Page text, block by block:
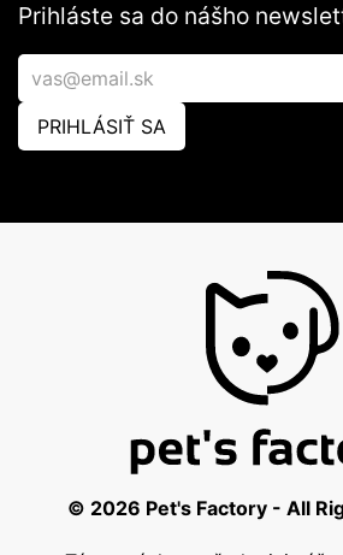
Prihláste sa do nášho
PRIHLÁSIŤ SA
© 2026 Pet's Factory - All